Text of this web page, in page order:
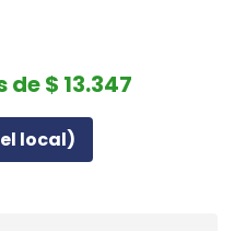
$ 13.347
local)